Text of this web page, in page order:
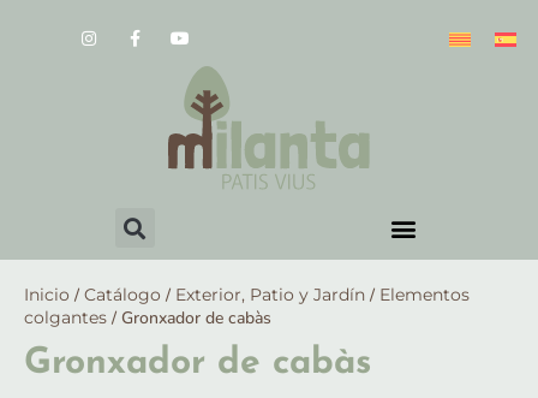
Inicio / Catálogo / Exterior, Patio y Jardín / Elementos
colgantes / Gronxador de cabàs
Gronxador de cabàs